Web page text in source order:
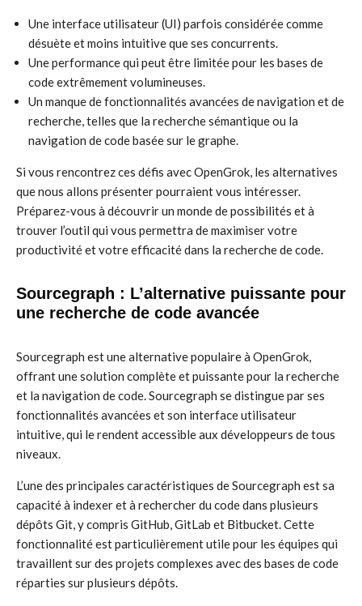
Une interface utilisateur (UI) parfois considérée comme
désuète et moins intuitive que ses concurrents.
Une performance qui peut être limitée pour les bases de
code extrêmement volumineuses.
Un manque de fonctionnalités avancées de navigation et de
recherche, telles que la recherche sémantique ou la
navigation de code basée sur le graphe.
Si vous rencontrez ces défis avec OpenGrok, les alternatives
que nous allons présenter pourraient vous intéresser.
Préparez-vous à découvrir un monde de possibilités et à
trouver l’outil qui vous permettra de maximiser votre
productivité et votre efficacité dans la recherche de code.
Sourcegraph : L’alternative puissante pour
une recherche de code avancée
Sourcegraph est une alternative populaire à OpenGrok,
offrant une solution complète et puissante pour la recherche
et la navigation de code. Sourcegraph se distingue par ses
fonctionnalités avancées et son interface utilisateur
intuitive, qui le rendent accessible aux développeurs de tous
niveaux.
L’une des principales caractéristiques de Sourcegraph est sa
capacité à indexer et à rechercher du code dans plusieurs
dépôts Git, y compris GitHub, GitLab et Bitbucket. Cette
fonctionnalité est particulièrement utile pour les équipes qui
travaillent sur des projets complexes avec des bases de code
réparties sur plusieurs dépôts.